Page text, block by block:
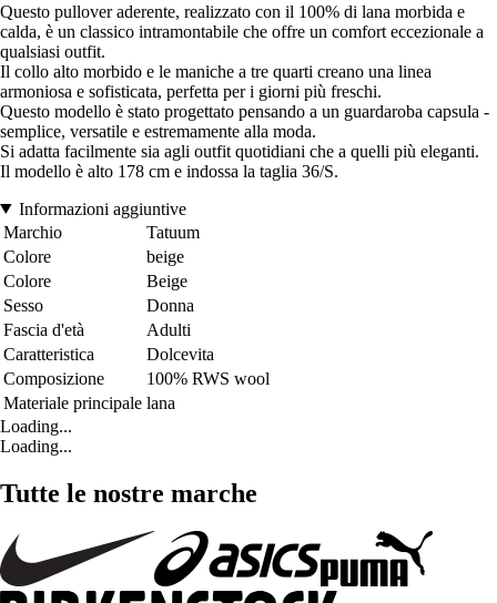
Questo pullover aderente, realizzato con il 100% di lana morbida e
calda, è un classico intramontabile che offre un comfort eccezionale a
qualsiasi outfit.
Il collo alto morbido e le maniche a tre quarti creano una linea
armoniosa e sofisticata, perfetta per i giorni più freschi.
Questo modello è stato progettato pensando a un guardaroba capsula -
semplice, versatile e estremamente alla moda.
Si adatta facilmente sia agli outfit quotidiani che a quelli più eleganti.
Il modello è alto 178 cm e indossa la taglia 36/S.
Informazioni aggiuntive
Marchio
Tatuum
Colore
beige
Colore
Beige
Sesso
Donna
Fascia d'età
Adulti
Caratteristica
Dolcevita
Composizione
100% RWS wool
Materiale principale lana
Loading...
Loading...
Tutte le nostre marche